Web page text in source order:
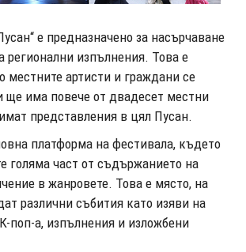
е предназначено за насърчаване
регионални изпълнения. Това е
местните артисти и граждани се
ще има повече от двадесет местни
представления в цял Пусан.
платформа на фестивала, където
голяма част от съдържанието на
в жанровете. Това е място, на
различни събития като изяви на
поп-а, изпълнения и изложбени